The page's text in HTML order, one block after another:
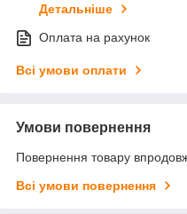
Детальніше
Оплата на рахунок
Всі умови оплати
Умови повернення
Повернення товару
Всі умови повернення